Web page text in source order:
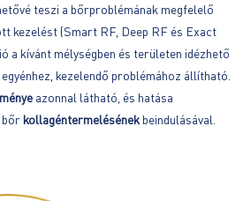
teszi a bőrproblémának megfelelő
kezelést (Smart RF, Deep RF és Exact
a kívánt mélységben és területen idézhető
kezelendő problémához állítható.
azonnal látható, és hatása
bőr kollagéntermelésének beindulásával.